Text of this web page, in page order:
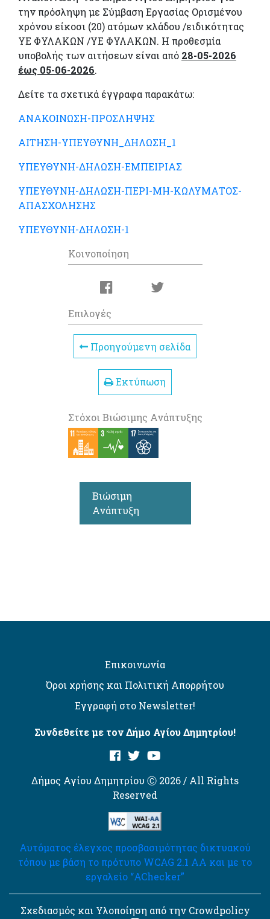
την πρόσληψη με Σύμβαση Εργασίας Ορισμένου
χρόνου είκοσι (20) ατόμων κλάδου /ειδικότητας
ΥΕ ΦΥΛΑΚΩΝ /ΥΕ ΦΥΛΑΚΩΝ. Η προθεσμία
υποβολής των αιτήσεων είναι από 28-05-2026
έως 05-06-2026.
Δείτε τα σχετικά έγγραφα παρακάτω:
ΑΝΑΚΟΙΝΩΣΗ-ΠΡΟΣΛΗΨΗΣ
ΑΙΤΗΣΗ-ΥΠΕΥΘΥΝΗ_ΔΗΛΩΣΗ_1
ΥΠΕΥΘΥΝΗ-ΔΗΛΩΣΗ-ΕΜΠΕΙΡΙΑΣ
ΥΠΕΥΘΥΝΗ-ΔΗΛΩΣΗ-ΠΕΡΙ-ΜΗ-ΚΩΛΥΜΑΤΟΣ-
ΑΠΑΣΧΟΛΗΣΗΣ
ΥΠΕΥΘΥΝΗ-ΔΗΛΩΣΗ-1
Κοινοποίηση
Επιλογές
Προηγούμενη σελίδα
Εκτύπωση
Στόχοι Βιώσιμης Ανάπτυξης
Βιώσιμη
Ανάπτυξη
Επικοινωνία
Όροι χρήσης και Πολιτική Απορρήτου
Εγγραφή στο Newsletter!
Συνδεθείτε με τον Δήμο Αγίου Δημητρίου!
Δήμος Αγίου Δημητρίου Ⓒ 2026 / All Rights
Reserved
Αυτόματος έλεγχος προσβασιμότητας δικτυακού
τόπου με βάση το πρότυπο WCAG 2.1 AA και με το
εργαλείο “AChecker”
Σχεδιασμός και Υλοποίηση από την Crowdpolicy